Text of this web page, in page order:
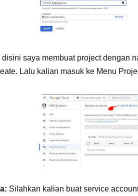
saya membuat project dengan
Lalu kalian masuk ke Menu
Silahkan kalian buat service